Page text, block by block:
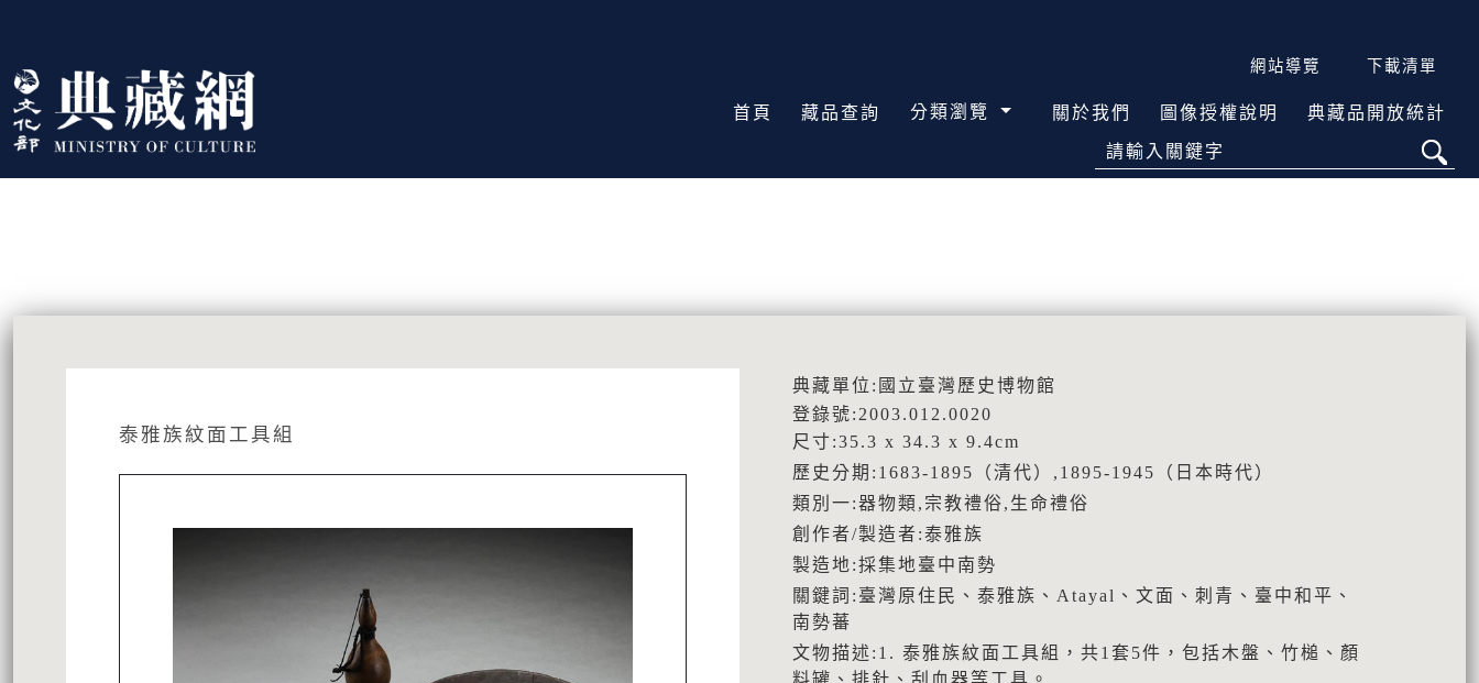
:::
網站導覽 下載清單
首頁 藏品查詢 分類瀏覽 關於我們 圖像授權說明 典藏品開放統計
請輸入關鍵字
泰雅族紋面工具組
典藏單位:國立臺灣歷史博物館
登錄號:2003.012.0020
尺寸:35.3 x 34.3 x 9.4cm
歷史分期:1683-1895（清代）,1895-1945（日本時代）
類別一:器物類,宗教禮俗,生命禮俗
創作者/製造者:泰雅族
製造地:採集地臺中南勢
關鍵詞:臺灣原住民、泰雅族、Atayal、文面、刺青、臺中和平、
南勢蕃
文物描述:1. 泰雅族紋面工具組，共1套5件，包括木盤、竹槌、顏
料罐、排針、刮血器等工具。